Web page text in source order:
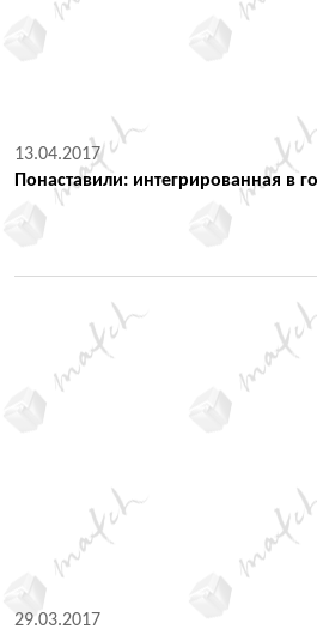
13.04.2017
Понаставили: интегрированная в
29.03.2017